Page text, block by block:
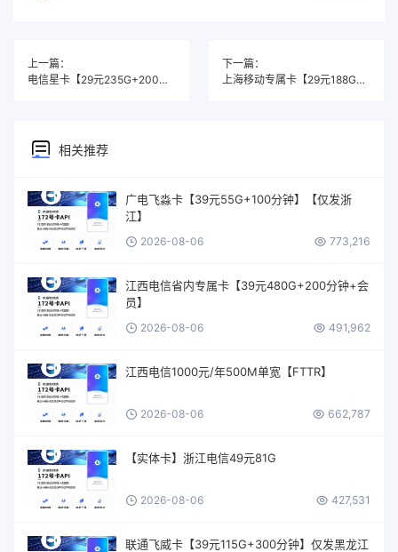
上一篇：
电信星卡【29元235G+200分钟】
下一篇：
上海移动专属卡【29元188G+50分钟】
相关推荐
广电飞淼卡【39元55G+100分钟】【仅发浙
江】
2026-08-06 773,216
江西电信省内专属卡【39元480G+200分钟+会
员】
2026-08-06 491,962
江西电信1000元/年500M单宽【FTTR】
2026-08-06 662,787
【实体卡】浙江电信49元81G
2026-08-06 427,531
联通飞威卡【39元115G+300分钟】仅发黑龙江